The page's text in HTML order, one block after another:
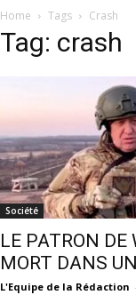
Home Tags Crash
Tag: crash
Société
LE PATRON DE
MORT DANS
L'Equipe de la Rédaction -